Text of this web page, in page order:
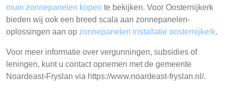
muin zonnepanelen kopen te bekijken. Voor Oosternijkerk
bieden wij ook een breed scala aan zonnepanelen-
oplossingen aan op zonnepanelen installatie oosternijkerk.
Voor meer informatie over vergunningen, subsidies of
leningen, kunt u contact opnemen met de gemeente
Noardeast-Fryslan via https://www.noardeast-fryslan.nl/.